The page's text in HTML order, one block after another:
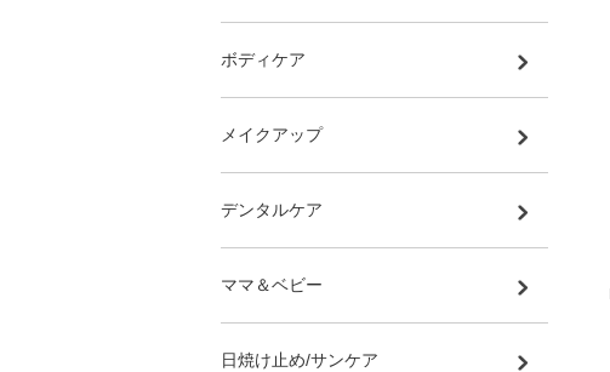
ボディケア
メイクアップ
デンタルケア
ママ＆ベビー
日焼け止め/サンケア